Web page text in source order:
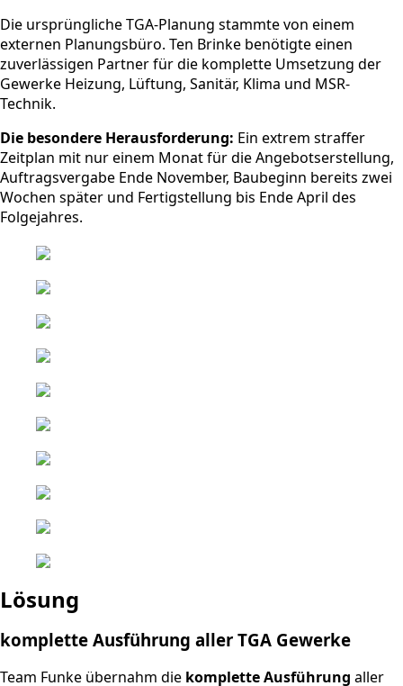
Die ursprüngliche TGA-Planung stammte von einem
externen Planungsbüro. Ten Brinke benötigte einen
zuverlässigen Partner für die komplette Umsetzung der
Gewerke Heizung, Lüftung, Sanitär, Klima und MSR-
Technik.
Die besondere Herausforderung: Ein extrem straffer
Zeitplan mit nur einem Monat für die Angebotserstellung,
Auftragsvergabe Ende November, Baubeginn bereits zwei
Wochen später und Fertigstellung bis Ende April des
Folgejahres.
Lösung
komplette Ausführung aller TGA Gewerke
Team Funke übernahm die komplette Ausführung aller